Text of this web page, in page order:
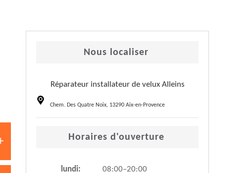
Nous localiser
Réparateur installateur de velux Alleins
Chem. Des Quatre Noix, 13290 Aix-en-Provence
Horaires d'ouverture
lundi:
08:00–20:00